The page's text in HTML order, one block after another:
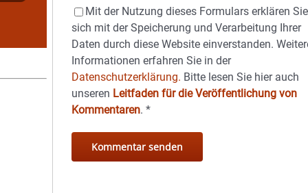
Mit der Nutzung dieses Formulars erklären Sie
sich mit der Speicherung und Verarbeitung Ihrer
Daten durch diese Website einverstanden.
Informationen erfahren Sie in der
Datenschutzerklärung. Bitte lesen Sie hier auch
unseren Leitfaden für die Veröffentlichung von
Kommentaren.*